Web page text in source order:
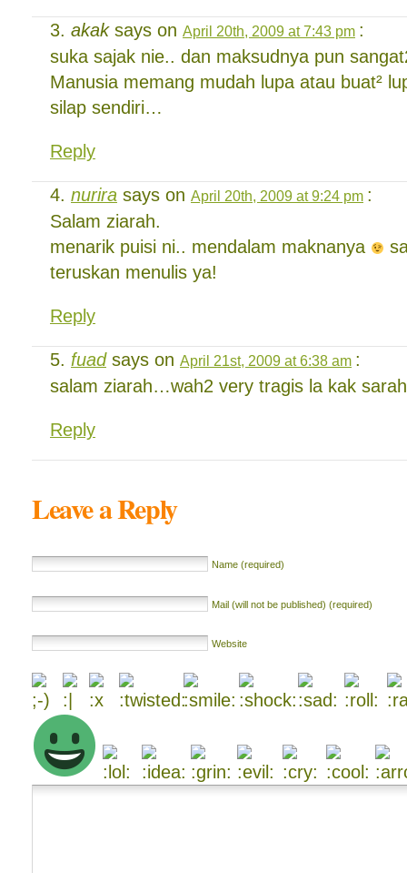
akaksays on April 20th, 2009 at 7:43 pm :
suka sajak nie.. dan maksudnya pun
Manusia memang mudah lupa atau buat²
silap sendiri…
Reply
nurira says on April 20th, 2009 at 9:24 pm :
Salam ziarah.
menarik puisi ni.. mendalam maknanya
teruskan menulis ya!
Reply
fuadsays on April 21st, 2009 at 6:38 am :
salam ziarah…wah2 very tragis la kak
Reply
Leave a Reply
Name (required)
Mail (will not be published) (required)
Website